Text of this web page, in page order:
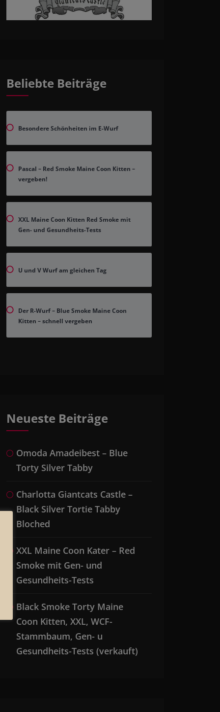
Beliebte Beiträge
Besondere Schönheiten im E-Wurf
Pascal – Red Smoke Maine Coon Kitten –
vergeben!
XXL Maine Coon Kitten Red Smoke mit
Gen- und Gesundheits-Tests
U und V Wurf am gleichen Tag
Der R-Wurf – Blue Smoke Maine Coon
Kitten – schnell vergeben
Neueste Beiträge
Omoda Amadeibest – Blue
Torty Silver Tabby
Charlotta Giantcats Castle –
Black Silver Tortie Tabby
Bloched
XXL Maine Coon Kater – Red
Smoke mit Gen- und
Gesundheits-Tests
Black Smoke Torty Maine
Coon Kitten, XXL, WCF-
Stammbaum, Gen- u
Gesundheits-Tests (verkauft)